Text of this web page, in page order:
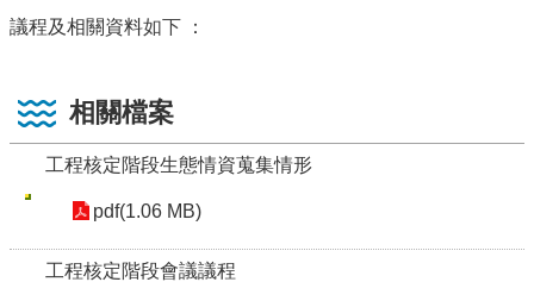
議程及相關資料如下 ：
相關檔案
工程核定階段生態情資蒐集情形
pdf(1.06 MB)
工程核定階段會議議程